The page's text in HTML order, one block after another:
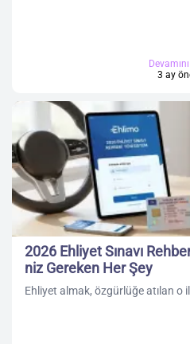
3 ay
2026 Ehliyet Sınavı
niz Gereken Her Şey
Ehliyet almak, özgürlüğe atılan o